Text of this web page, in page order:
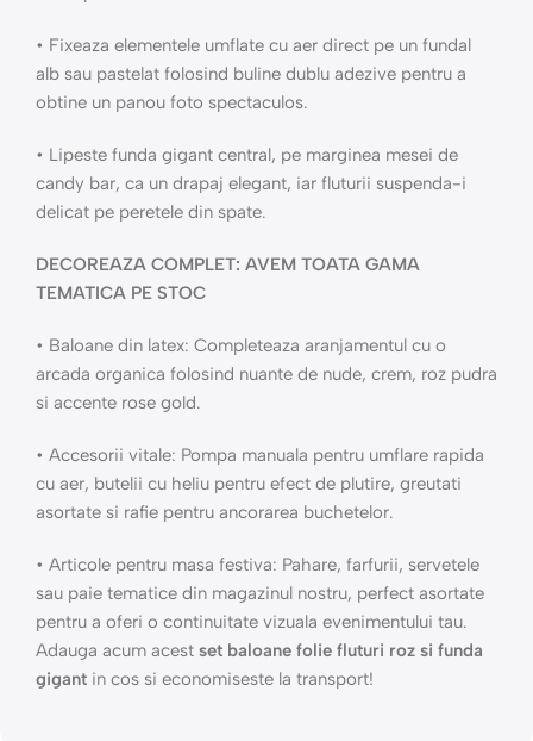
• Fixeaza elementele umflate cu aer direct pe un fundal
alb sau pastelat folosind buline dublu adezive pentru a
obtine un panou foto spectaculos.
• Lipeste funda gigant central, pe marginea mesei de
candy bar, ca un drapaj elegant, iar fluturii suspenda-i
delicat pe peretele din spate.
DECOREAZA COMPLET: AVEM TOATA GAMA
TEMATICA PE STOC
• Baloane din latex: Completeaza aranjamentul cu o
arcada organica folosind nuante de nude, crem, roz pudra
si accente rose gold.
• Accesorii vitale: Pompa manuala pentru umflare rapida
cu aer, butelii cu heliu pentru efect de plutire, greutati
asortate si rafie pentru ancorarea buchetelor.
• Articole pentru masa festiva: Pahare, farfurii, servetele
sau paie tematice din magazinul nostru, perfect asortate
pentru a oferi o continuitate vizuala evenimentului tau.
Adauga acum acest set baloane folie fluturi roz si funda
gigant in cos si economiseste la transport!